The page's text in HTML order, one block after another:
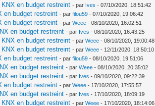
en budget restreint - par Ives - 07/10/2020, 18:51:42
en budget restreint - parfilou59 - 07/10/2020, 19:06:42
en budget restreint - parWeee - 08/10/2020, 16:02:51
en budget restreint - par Ives - 08/10/2020, 16:43:25
en budget restreint - parWeee - 08/10/2020, 19:00:48
en budget restreint - parWeee - 12/11/2020, 18:50:10
en budget restreint - parfilou59 - 08/10/2020, 19:51:06
en budget restreint - parWeee - 08/10/2020, 20:35:02
en budget restreint - par Ives - 09/10/2020, 09:22:39
en budget restreint - parWeee - 17/10/2020, 17:55:57
en budget restreint - par Ives - 17/10/2020, 18:09:19
en budget restreint - parWeee - 17/10/2020, 18:14:06